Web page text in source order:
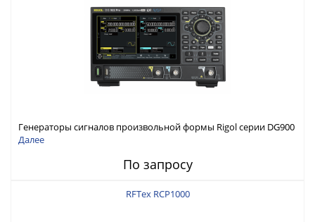
Генераторы сигналов произвольной формы Rigol серии DG900
Pro с максимальной частотой 200 МГц
Далее
По запросу
RFTex RCP1000